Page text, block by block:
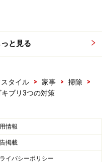
とゴキブリが寄りつき
作戦を決行せよ
おすすめグッズの正解
と見る
タイル > 家事 > 掃除
>
ブリ3つの対策
情報
掲載
イバシーポリシー